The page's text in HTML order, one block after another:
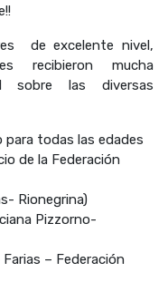
de excelente nivel,
recibieron mucha
sobre las diversas
para todas las edades
de la Federación
Rionegrina)
Pizzorno-
– Federación